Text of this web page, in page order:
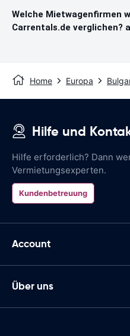
Welche Mietwagenfirmen
Carrentals.de verglichen?
Home Europa
Hilfe und
Hilfe erforderlich? Dann
Vermietungsexperten.
Kundenbetreuung
Account
Über uns